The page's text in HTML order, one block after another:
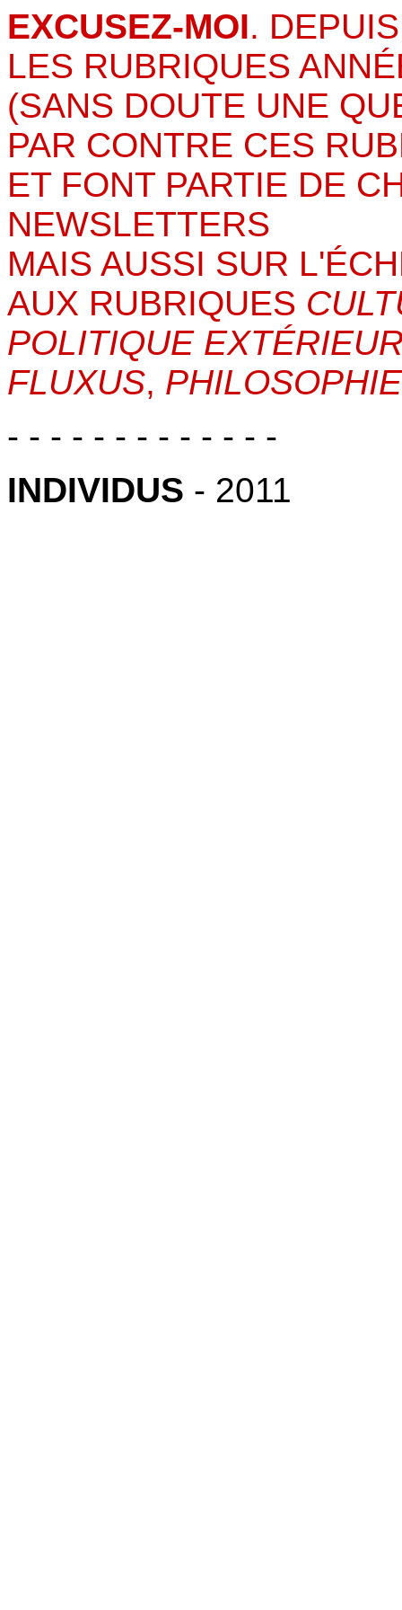
EXCUSEZ-MOI.
LES RUBRIQUES
(SANS DOUTE UNE
PAR CONTRE CES
ET FONT PARTIE DE
NEWSLETTERS
MAIS AUSSI SUR
AUX RUBRIQUES
POLITIQUE
FLUXUS, PHILOSOPHIE
- - - - - - - - - - - - -
INDIVIDUS - 2011